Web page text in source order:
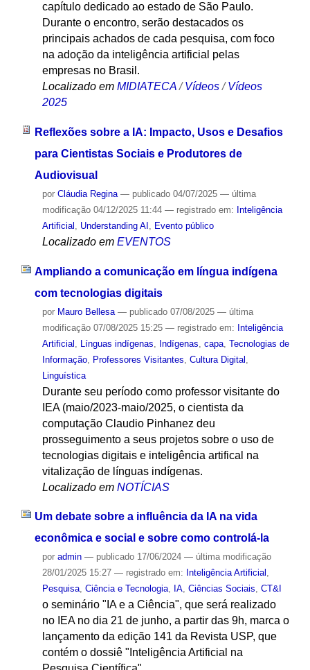
capítulo dedicado ao estado de São Paulo.
Durante o encontro, serão destacados os
principais achados de cada pesquisa, com foco
na adoção da inteligência artificial pelas
empresas no Brasil.
Localizado em MIDIATECA /Vídeos /Vídeos
2025
Reflexões sobre a IA: Impacto, Usos e Desafios
para Cientistas Sociais e Produtores de
Audiovisual
por Cláudia Regina — publicado04/07/2025 — última
modificação04/12/2025 11:44 — registrado em: Inteligência
Artificial
Understanding AI Evento público
Localizado em EVENTOS
Ampliando a comunicação em língua indígena
com tecnologias digitais
por Mauro Bellesa — publicado07/08/2025 — última
modificação07/08/2025 15:25 — registrado em: Inteligência
Artificial
Línguas indígenas Indígenas capa, Tecnologias de
Informação, Professores Visitantes Cultura Digital
Linguística
Durante seu período como professor visitante do
IEA (maio/2023-maio/2025, o cientista da
computação Claudio Pinhanez deu
prosseguimento a seus projetos sobre o uso de
tecnologias digitais e inteligência artifical na
vitalização de línguas indígenas.
Localizado em NOTÍCIAS
Um debate sobre a influência da IA na vida
econômica e social e sobre como controlá-la
por admin — publicado17/06/2024 — última modificação
28/01/2025 15:27 — registrado em: Inteligência Artificial ,
Pesquisa, Ciência e Tecnologia, IA, Ciências Sociais, CT&I
o seminário "IA e a Ciência", que será realizado
no IEA no dia 21 de junho, a partir das 9h, marca o
lançamento da edição 141 da Revista USP, que
contém o dossiê "Inteligência Artificial na